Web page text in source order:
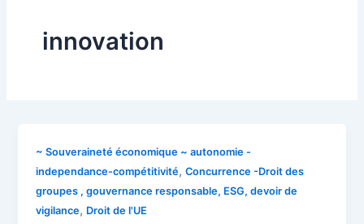
innovation
~ Souveraineté économique ~ autonomie -
independance-compétitivité,Concurrence -Droit des
groupes , gouvernance responsable, ESG, devoir de
vigilance, Droit de l'UE